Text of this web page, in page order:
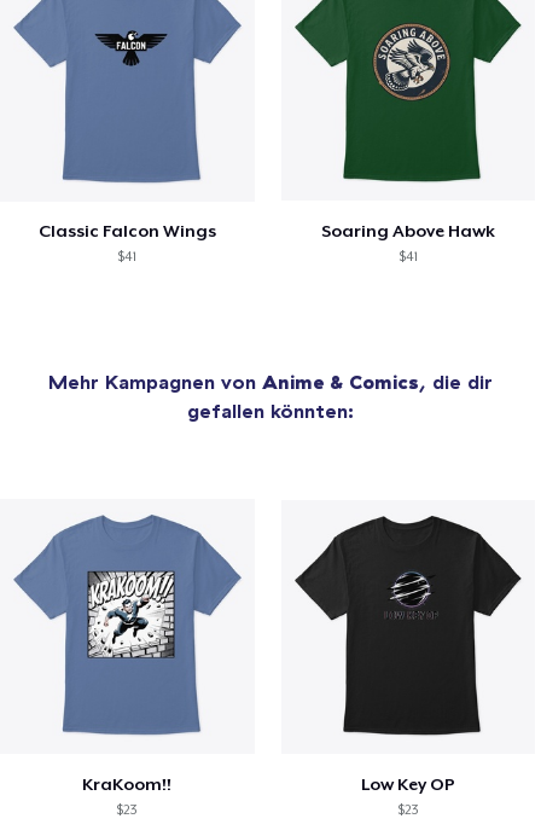
Classic Falcon Wings
$41
Soaring Above Hawk
$41
Mehr Kampagnen von Anime & Comics, die dir
gefallen könnten:
KraKoom!!
$23
Low Key OP
$23